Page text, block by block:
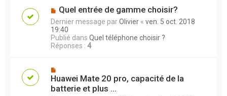
Quel entrée de gamme choisir?
Dernier message parOlivier « ven. 5 oct. 2018
19:40
Publié dans Quel téléphone choisir ?
Réponses : 4
Huawei Mate 20 pro, capacité de la
batterie et plus ...